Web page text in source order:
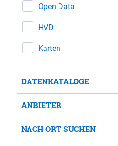
Open Data
HVD
Karten
DATENKATALOGE
ANBIETER
NACH ORT SUCHEN